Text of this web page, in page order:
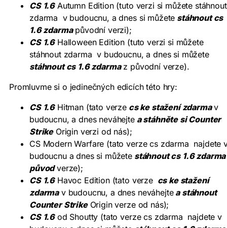
CS 1.6Autumn Edition (tuto verzi si můžete stáhnout
zdarma v budoucnu, a dnes si můžete stáhnout cs
1.6 zdarmapůvodní verzi);
CS 1.6Halloween Edition (tuto verzi si můžete
stáhnout zdarma v budoucnu, a dnes si můžete
stáhnout cs 1.6 zdarmaz původní verze).
Promluvme si o jedinečných edicích této hry:
CS 1.6Hitman (tato verze cs ke stažení zdarmav
budoucnu, a dnes neváhejtea stáhněte si Counter
StrikeOrigin verzi od nás);
CS Modern Warfare (tato verze cs zdarma najdete
budoucnu a dnes si můžete stáhnout cs 1.6 zdarma
původverze);
CS 1.6Havoc Edition (tato verze cs ke stažení
zdarmav budoucnu, a dnes neváhejtea stáhnout
Counter StrikeOrigin verze od nás);
CS 1.6od Shoutty (tato verze cs zdarma najdete v